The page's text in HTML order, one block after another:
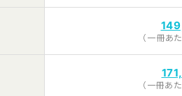
（一冊あ
（一冊あ